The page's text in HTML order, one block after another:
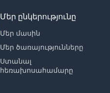
Մեր ընկերությունը
Մեր մասին
Մեր ծառայությունները
Ստանալ
հեռախոսահամարը